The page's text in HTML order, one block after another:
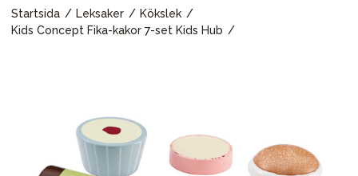
Startsida Leksaker
Kökslek
Kids Concept Fika-kakor 7-set Kids Hub
Bilbarnstolar
Förälder
Möbler & bädd